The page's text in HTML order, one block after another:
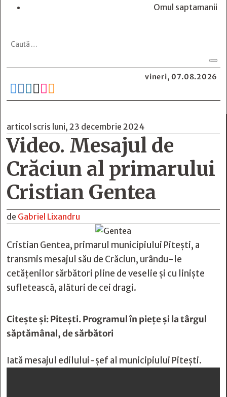
Omul saptamanii
vineri, 07.08.2026
     
articol scris luni, 23 decembrie 2024
Video. Mesajul de
Crăciun al primarului
Cristian Gentea
de Gabriel Lixandru
Cristian Gentea, primarul municipiului Piteşti, a
transmis mesajul său de Crăciun, urându-le
cetăţenilor sărbători pline de veselie şi cu linişte
sufletească, alături de cei dragi.
Citeşte şi:Piteşti. Programul în pieţe şi la târgul
săptămânal, de sărbători
Iată mesajul edilului-şef al municipiului Piteşti.